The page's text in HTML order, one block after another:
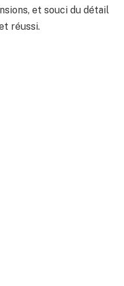
et souci du détail
réussi.